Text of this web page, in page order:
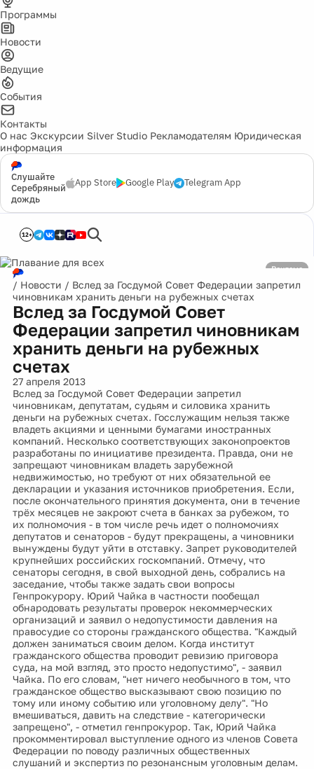
Программы
Новости
Ведущие
События
Контакты
О нас Экскурсии Silver Studio Рекламодателям Юридическая
информация
Слушайте
Серебряный
дождь
App Store Google Play Telegram App
12+
Реклама
/ Новости / Вслед за Госдумой Совет Федерации запретил
чиновникам хранить деньги на рубежных счетах
Вслед за Госдумой Совет
Федерации запретил чиновникам
хранить деньги на рубежных
счетах
27 апреля 2013
Вслед за Госдумой Совет Федерации запретил
чиновникам, депутатам, судьям и силовика хранить
деньги на рубежных счетах. Госслужащим нельзя также
владеть акциями и ценными бумагами иностранных
компаний. Несколько соответствующих законопроектов
разработаны по инициативе президента. Правда, они не
запрещают чиновникам владеть зарубежной
недвижимостью, но требуют от них обязательной ее
декларации и указания источников приобретения. Если,
после окончательного принятия документа, они в течение
трёх месяцев не закроют счета в банках за рубежом, то
их полномочия - в том числе речь идет о полномочиях
депутатов и сенаторов - будут прекращены, а чиновники
вынуждены будут уйти в отставку. Запрет руководителей
крупнейших российских госкомпаний. Отмечу, что
сенаторы сегодня, в свой выходной день, собрались на
заседание, чтобы также задать свои вопросы
Генпрокурору. Юрий Чайка в частности пообещал
обнародовать результаты проверок некоммерческих
организаций и заявил о недопустимости давления на
правосудие со стороны гражданского общества. "Каждый
должен заниматься своим делом. Когда институт
гражданского общества проводит ревизию приговора
суда, на мой взгляд, это просто недопустимо", - заявил
Чайка. По его словам, "нет ничего необычного в том, что
гражданское общество высказывают свою позицию по
тому или иному событию или уголовному делу". "Но
вмешиваться, давить на следствие - категорически
запрещено", - отметил генпрокурор. Так, Юрий Чайка
прокомментировал выступление одного из членов Совета
Федерации по поводу различных общественных
слушаний и экспертиз по резонансным уголовным делам.